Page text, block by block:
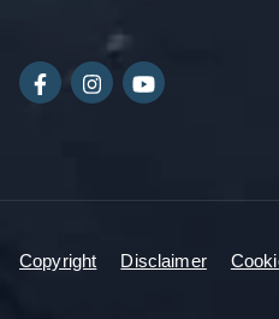
Copyright Disclaimer